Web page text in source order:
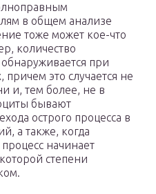
в общем анализе
тоже может кое-что
количество
при
причем это случается не
и, тем более, не в
бывают
острого процесса в
а также, когда
начинает
степени